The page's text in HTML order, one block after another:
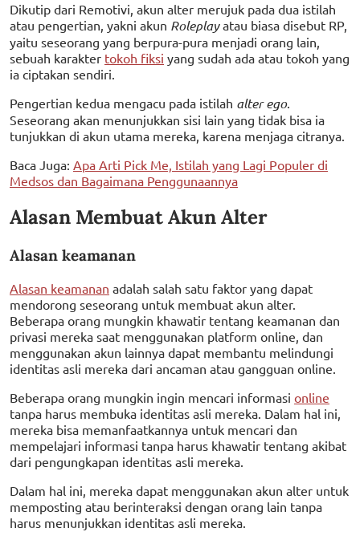
Dikutip dari Remotivi, akun alter merujuk pada dua istilah
atau pengertian, yakni akun Roleplayatau biasa disebut RP,
yaitu seseorang yang berpura-pura menjadi orang lain,
sebuah karakter tokoh fiksi yang sudah ada atau tokoh yang
ia ciptakan sendiri.
Pengertian kedua mengacu pada istilah alter ego.
Seseorang akan menunjukkan sisi lain yang tidak bisa ia
tunjukkan di akun utama mereka, karena menjaga citranya.
Baca Juga: Apa Arti Pick Me, Istilah yang Lagi Populer di
Medsos dan Bagaimana Penggunaannya
Alasan Membuat Akun Alter
Alasan keamanan
Alasan keamanan adalah salah satu faktor yang dapat
mendorong seseorang untuk membuat akun alter.
Beberapa orang mungkin khawatir tentang keamanan dan
privasi mereka saat menggunakan platform online, dan
menggunakan akun lainnya dapat membantu melindungi
identitas asli mereka dari ancaman atau gangguan online.
Beberapa orang mungkin ingin mencari informasi online
tanpa harus membuka identitas asli mereka. Dalam hal ini,
mereka bisa memanfaatkannya untuk mencari dan
mempelajari informasi tanpa harus khawatir tentang akibat
dari pengungkapan identitas asli mereka.
Dalam hal ini, mereka dapat menggunakan akun alter untuk
memposting atau berinteraksi dengan orang lain tanpa
harus menunjukkan identitas asli mereka.